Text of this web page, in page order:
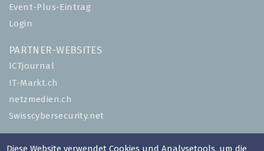
Event-Plus-Eintrag
Login
PARTNER-WEBSITES
ICTjournal
IT-Markt.ch
netzmedien.ch
Swisscybersecurity.net
© NETZMEDIEN AG 2026
Diese Website verwendet Cookies und Analysetools, um die